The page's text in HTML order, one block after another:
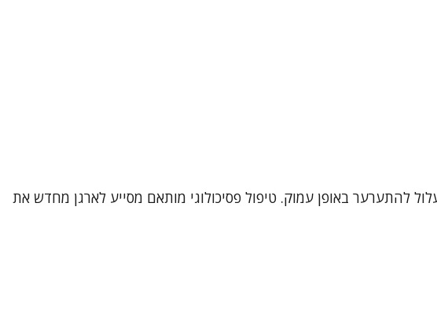
להתערער באופן עמוק. טיפול פסיכולוגי מותאם מסייע לארגן מחדש את